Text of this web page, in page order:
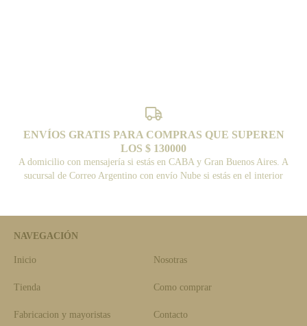
ENVÍOS GRATIS PARA COMPRAS QUE SUPEREN
LOS $ 130000
A domicilio con mensajería si estás en CABA y Gran Buenos Aires. A
sucursal de Correo Argentino con envío Nube si estás en el interior
NAVEGACIÓN
Inicio Nosotras
Tienda Como comprar
Fabricacion y mayoristas Contacto